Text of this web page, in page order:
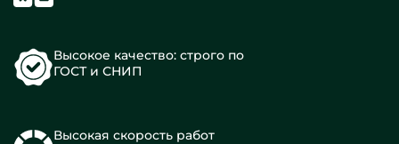
Высокое качество: строго по
ГОСТ и СНИП
Высокая скорость работ